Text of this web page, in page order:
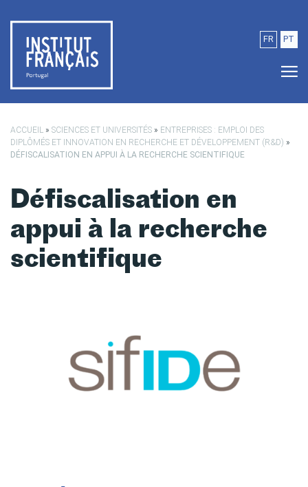
FR PT
ACCUEIL » SCIENCES ET UNIVERSITÉS » ENTREPRISES : EMPLOI DES
DIPLÔMÉS ET INNOVATION EN RECHERCHE ET DÉVELOPPEMENT (R&D) »
DÉFISCALISATION EN APPUI À LA RECHERCHE SCIENTIFIQUE
Défiscalisation en
appui à la recherche
scientifique